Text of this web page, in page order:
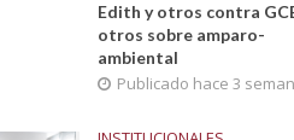
Edith y otros contra
otros sobre amparo-
ambiental
Publicado hace 3